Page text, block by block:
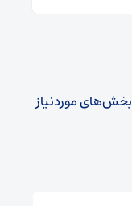
بخش‌های موردنیاز